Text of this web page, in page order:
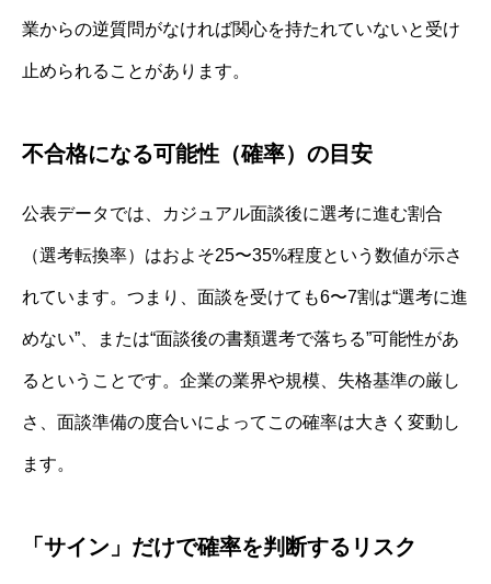
業からの逆質問がなければ関心を持たれていないと受け
止められることがあります。
不合格になる可能性（確率）の目安
公表データでは、カジュアル面談後に選考に進む割合
（選考転換率）はおよそ25〜35%程度という数値が示さ
れています。つまり、面談を受けても6〜7割は“選考に進
めない”、または“面談後の書類選考で落ちる”可能性があ
るということです。企業の業界や規模、失格基準の厳し
さ、面談準備の度合いによってこの確率は大きく変動し
ます。
「サイン」だけで確率を判断するリスク